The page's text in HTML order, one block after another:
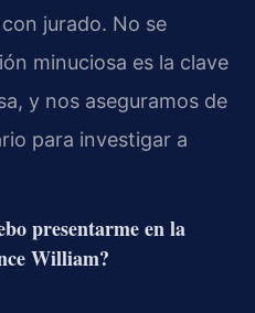
jurado. No se
minuciosa es la clave
y nos aseguramos de
para investigar a
presentarme en la
William?